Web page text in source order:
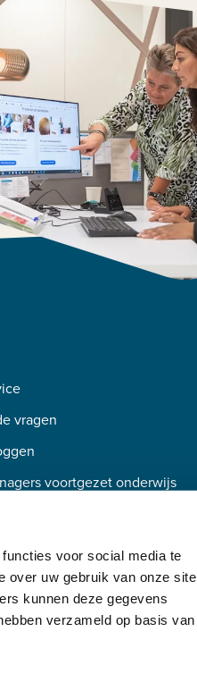
voor social media te
over uw gebruik van onze site
kunnen deze gegevens
verzameld op basis van
vragen
voortgezet onderwijs